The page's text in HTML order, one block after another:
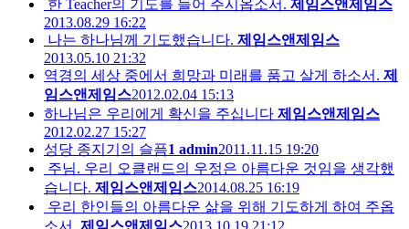
한 Teacher의 기도를 들어 주시옵소서. 제임스앤제임스
2013.08.29 16:22
나는 하나님께 기도했습니다. 제임스앤제임스
2013.05.10 21:32
역경의 세상 중에서 희망과 미래를 품고 살게 하소서. 제
임스앤제임스2012.02.04 15:13
하나님은 우리에게 확신을 주십니다 제임스앤제임스
2012.02.27 15:27
성당 종지기의 슬픔1 admin2011.11.15 19:20
주님. 우리 오클랜드의 우정은 아름다운 것임을 생각했
습니다. 제임스앤제임스2014.08.25 16:19
우리 한인들의 아름다운 삶을 위해 기도하게 하여 주옵